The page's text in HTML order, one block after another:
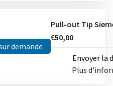
demande
€50,00
Envoyer la
Plus